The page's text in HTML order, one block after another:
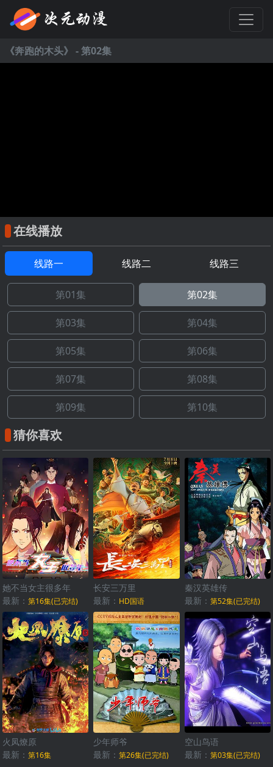
《奔跑的木头》 - 第02集
在线播放
线路一 线路二 线路三
第01集 第02集
第03集 第04集
第05集 第06集
第07集 第08集
第09集 第10集
猜你喜欢
她不当女主很多年
最新： 第16集(已完结)
长安三万里
最新： HD国语
秦汉英雄传
最新： 第52集(已完结)
火凤燎原
最新： 第16集
少年师爷
最新：第26集(已完结)
空山鸟语
最新： 第03集(已完结)